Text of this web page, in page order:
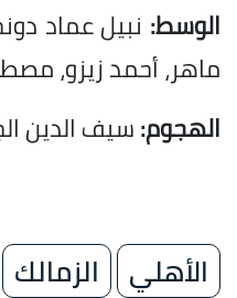
الوسط: نبيل عماد
ماهر، أحمد زيزو،
الهجوم:سيف الدين
الأهلي الزمالك